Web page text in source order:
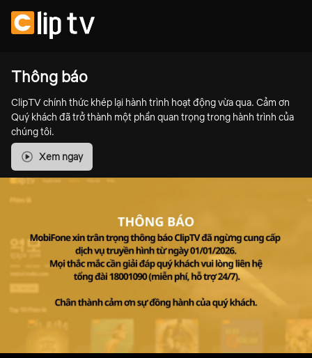
Thông báo
ClipTV chính thức khép lại hành trình hoạt động vừa qua. Cảm ơn
Quý khách đã trở thành một phần quan trọng trong hành trình của
chúng tôi.
Xem ngay